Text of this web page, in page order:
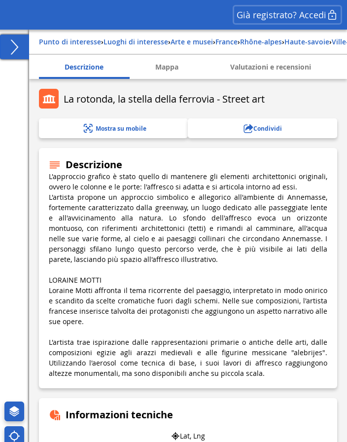
Già registrato? Accedi
Punto di interesse› Luoghi di interesse› Arte e musei› france› rhône-alpes› haute-savoie›
Descrizione Mappa Valutazioni e recensioni
La rotonda, la stella della ferrovia - Street art
Mostra su mobile Condividi
Descrizione
L'approccio grafico è stato quello di mantenere gli elementi architettonici originali,
ovvero le colonne e le porte: l'affresco si adatta e si articola intorno ad essi.
L'artista propone un approccio simbolico e allegorico all'ambiente di Annemasse,
fortemente caratterizzato dalla greenway, un luogo dedicato alle passeggiate lente
e all'avvicinamento alla natura. Lo sfondo dell'affresco evoca un orizzonte
montuoso, con riferimenti architettonici (tetti) e rimandi al camminare, all'acqua
nelle sue varie forme, al cielo e ai paesaggi collinari che circondano Annemasse. I
personaggi sfilano lungo questo percorso verde, che è più visibile ai lati della
parete, lasciando più spazio all'affresco illustrativo.
LORAINE MOTTI
Loraine Motti affronta il tema ricorrente del paesaggio, interpretato in modo onirico
e scandito da scelte cromatiche fuori dagli schemi. Nelle sue composizioni, l'artista
francese inserisce talvolta dei protagonisti che aggiungono un aspetto narrativo alle
sue opere.
L'artista trae ispirazione dalle rappresentazioni primarie o antiche delle arti, dalle
composizioni egizie agli arazzi medievali e alle figurine messicane "alebrijes".
Utilizzando l'aerosol come tecnica di base, i suoi lavori di affresco raggiungono
altezze monumentali, ma sono disponibili anche su piccola scala.
Informazioni tecniche
Lat, Lng